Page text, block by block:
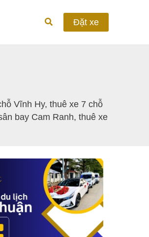
Tìm
Đặt xe
Vĩnh Hy, thuê xe 7 chỗ
bay Cam Ranh, thuê xe